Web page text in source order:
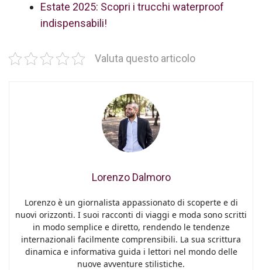
Estate 2025: Scopri i trucchi waterproof
indispensabili!
Valuta questo articolo
Lorenzo Dalmoro
Lorenzo è un giornalista appassionato di scoperte e di
nuovi orizzonti. I suoi racconti di viaggi e moda sono scritti
in modo semplice e diretto, rendendo le tendenze
internazionali facilmente comprensibili. La sua scrittura
dinamica e informativa guida i lettori nel mondo delle
nuove avventure stilistiche.